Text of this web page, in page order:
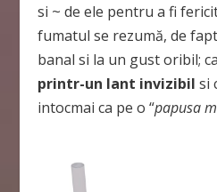
si ~ de ele pentru a fi
fumatul se rezumă, de
banal si la un gust oribil;
printr-un lant invizibil si
intocmai ca pe o “papusa